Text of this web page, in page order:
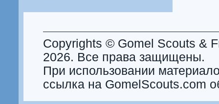
Copyrights © Gomel Scouts &
2026. Все права защищены.
При использовании
ссылка на GomelScouts.com